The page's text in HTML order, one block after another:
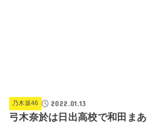
乃木坂46 2022.01.13
弓木奈於は日出高校で和田ま